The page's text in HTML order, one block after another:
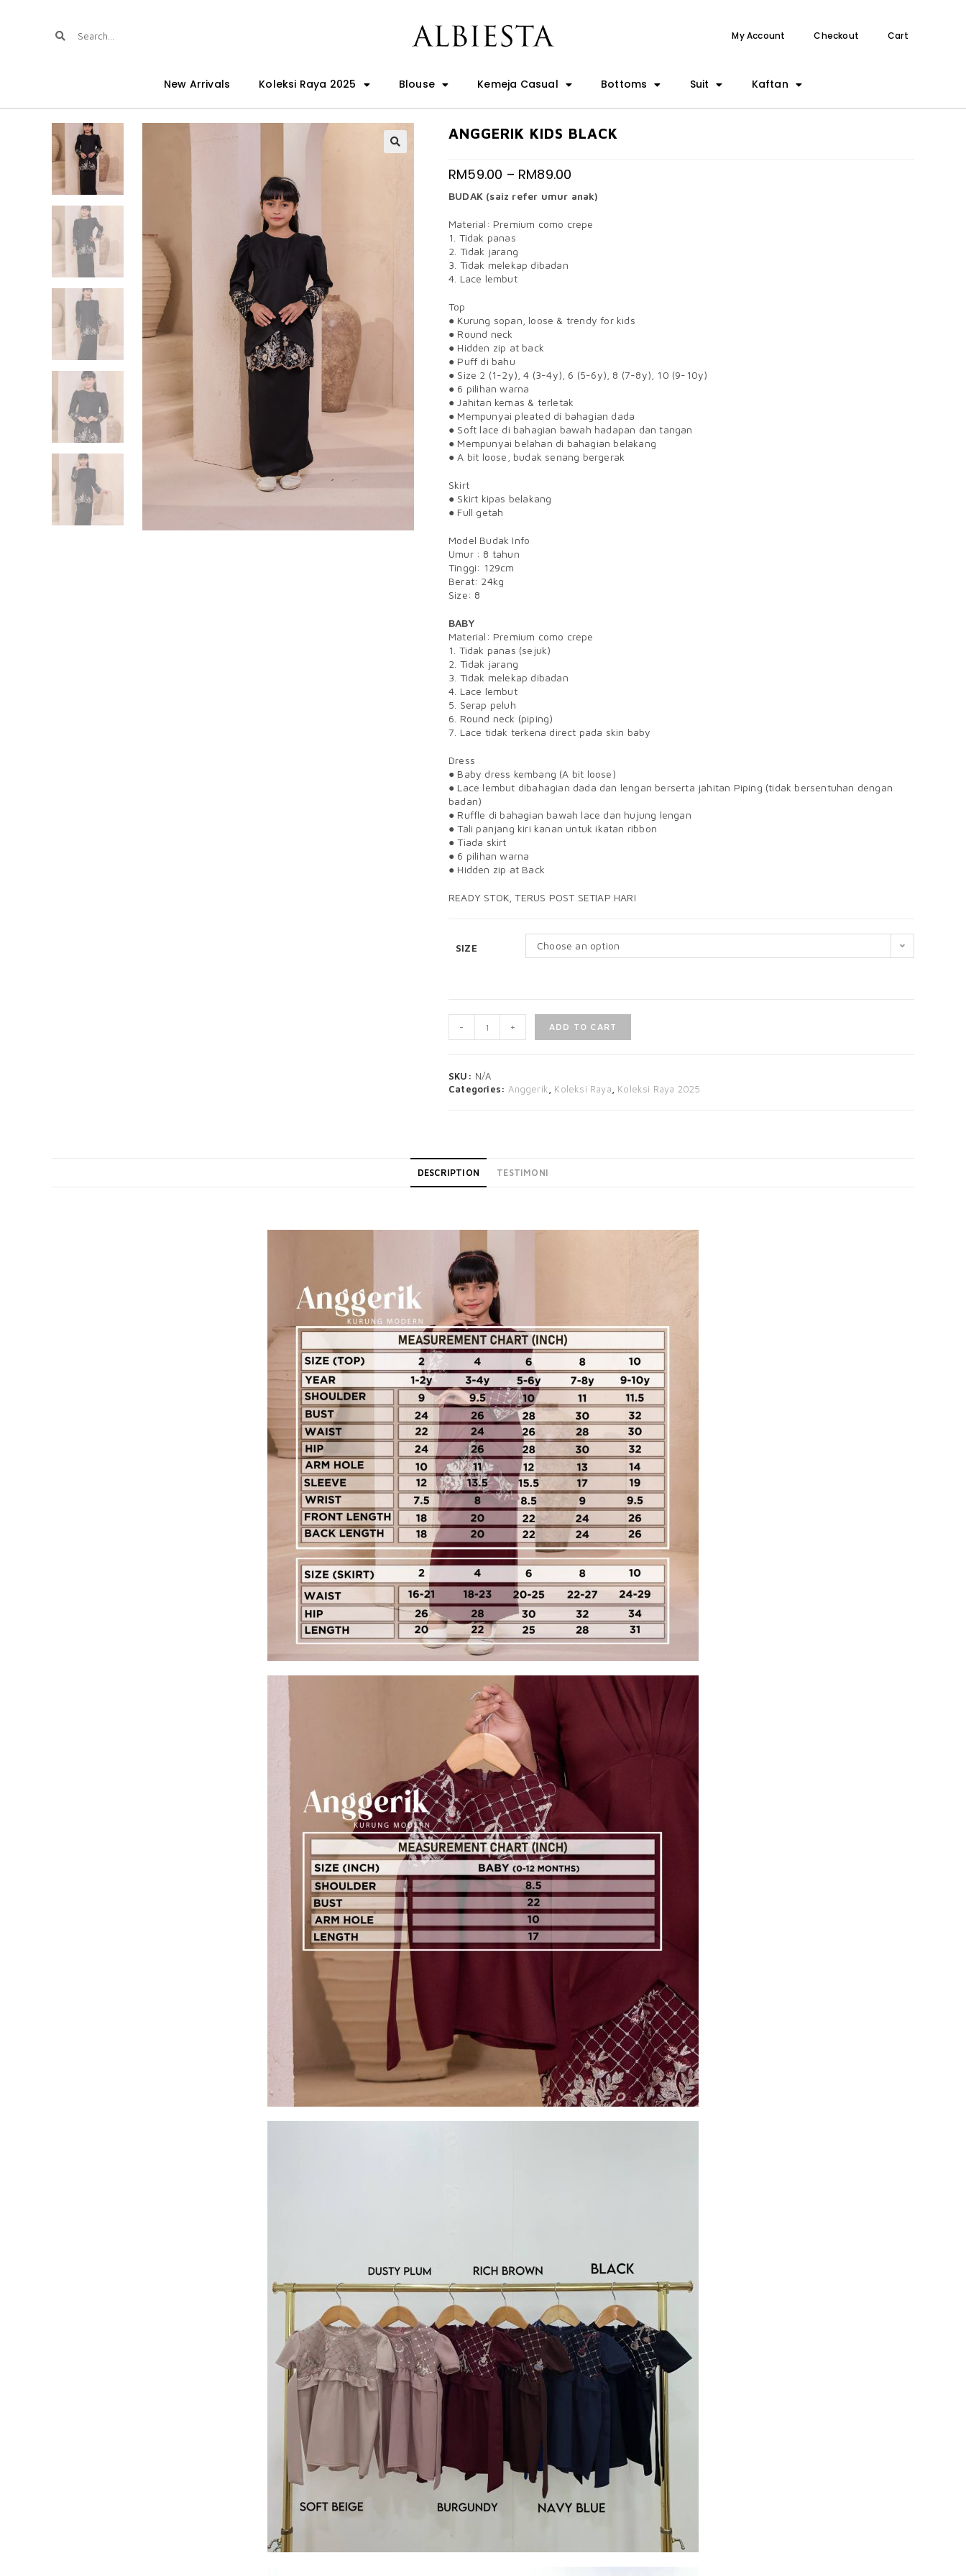
My Account Checkout Cart
New Arrivals Koleksi Raya 2025 Blouse Kemeja Casual Bottoms Suit Kaftan
ANGGERIK KIDS BLACK
RM59.00 – RM89.00
BUDAK (saiz refer umur anak)
Material: Premium como crepe
1. Tidak panas
2. Tidak jarang
3. Tidak melekap dibadan
4. Lace lembut
Top
● Kurung sopan, loose & trendy for kids
● Round neck
● Hidden zip at back
● Puff di bahu
● Size 2 (1-2y), 4 (3-4y), 6 (5-6y), 8 (7-8y), 10 (9-10y)
● 6 pilihan warna
● Jahitan kemas & terletak
● Mempunyai pleated di bahagian dada
● Soft lace di bahagian bawah hadapan dan tangan
● Mempunyai belahan di bahagian belakang
● A bit loose, budak senang bergerak
Skirt
● Skirt kipas belakang
● Full getah
Model Budak Info
Umur : 8 tahun
Tinggi: 129cm
Berat: 24kg
Size: 8
BABY
Material: Premium como crepe
1. Tidak panas (sejuk)
2. Tidak jarang
3. Tidak melekap dibadan
4. Lace lembut
5. Serap peluh
6. Round neck (piping)
7. Lace tidak terkena direct pada skin baby
Dress
● Baby dress kembang (A bit loose)
● Lace lembut dibahagian dada dan lengan berserta jahitan Piping (tidak bersentuhan dengan
badan)
● Ruffle di bahagian bawah lace dan hujung lengan
● Tali panjang kiri kanan untuk ikatan ribbon
● Tiada skirt
● 6 pilihan warna
● Hidden zip at Back
READY STOK, TERUS POST SETIAP HARI
SIZE Choose an option
- + ADD TO CART
SKU: N/A
Categories: Anggerik Koleksi Raya Koleksi Raya 2025
DESCRIPTION TESTIMONI